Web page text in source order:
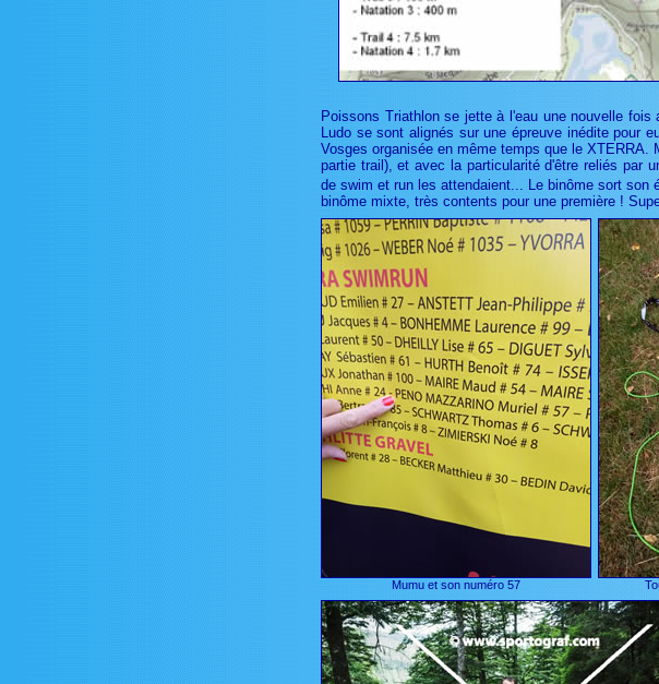
Poissons Triathlon se jette à l'eau une nouvelle
Ludo se sont alignés sur une épreuve inédite pour
Vosges organisée en même temps que le
partie trail), et avec la particularité d'être reliés par
de swim et run les attendaient... Le binôme sort son
binôme mixte, très contents pour une première !
Mumu et son numéro 57